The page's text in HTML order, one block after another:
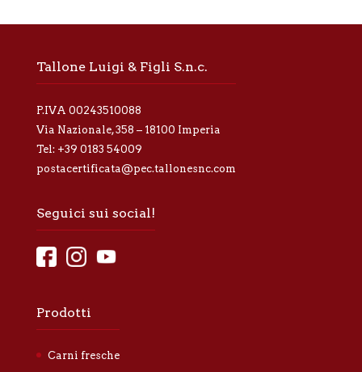
a
i
v
c
y
Tallone Luigi & Figli S.n.c.
P.IVA 00243510088
Via Nazionale, 358 – 18100 Imperia
Tel: +39 0183 54009
postacertificata@pec.tallonesnc.com
Seguici sui social!
Prodotti
Carni fresche